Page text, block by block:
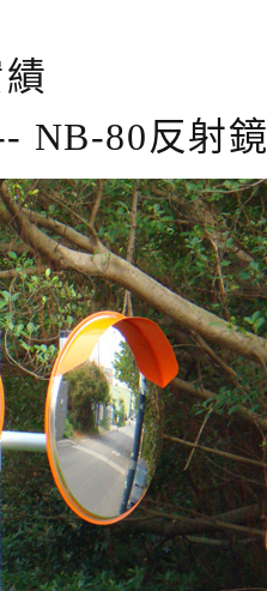
NB-80反射鏡